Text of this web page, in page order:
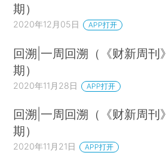
期）
2020年12月05日 APP打开
回溯|一周回溯（《财新周
期）
2020年11月28日 APP打开
回溯|一周回溯（《财新周
期）
2020年11月21日 APP打开